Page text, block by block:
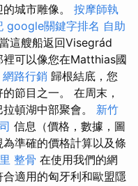
城市雕像。 按摩師執
google關鍵字排名 自助
這艘船返回Visegrád
裡可以像您在Matthias國
網路行銷 歸根結底，您
節目之一。 在周末，
頓湖中部聚會。 新竹
信息（價格，數據，圖
準確的價格計算以及條
整骨 在使用我們的網
適用的匈牙利和歐盟隱